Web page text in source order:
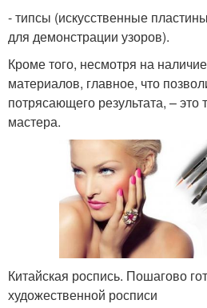
- типсы (искусственные
для демонстрации узоров).
Кроме того, несмотря на
материалов, главное, что
потрясающего результата, –
мастера.
Китайская роспись. Пошагово
художественной росписи